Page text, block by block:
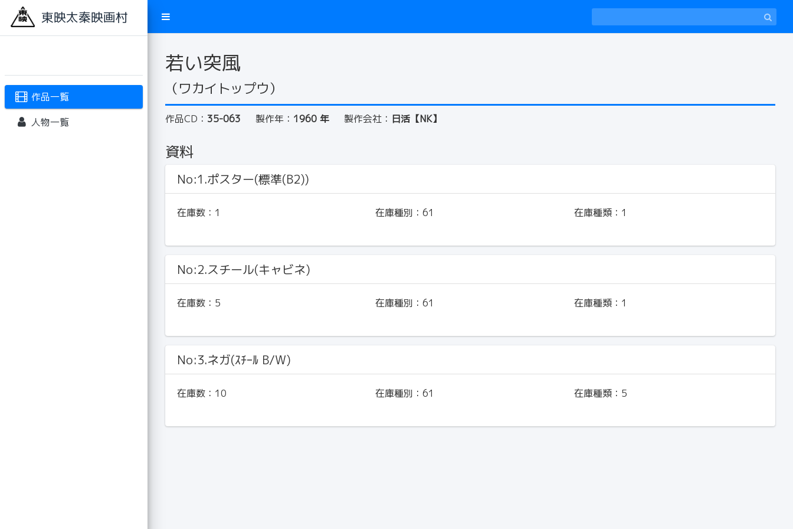
東映太秦映画村
作品一覧
人物一覧
若い突風
（ワカイトップウ）
作品CD： 35-063 製作年： 1960 年 製作会社： 日活【NK】
資料
No:1.ポスター(標準(B2))
在庫数： 1 在庫種別：61 在庫種類： 1
No:2.スチール(キャビネ)
在庫数： 5 在庫種別：61 在庫種類： 1
No:3.ネガ(ｽﾁｰﾙ B/W)
在庫数： 10 在庫種別：61 在庫種類： 5